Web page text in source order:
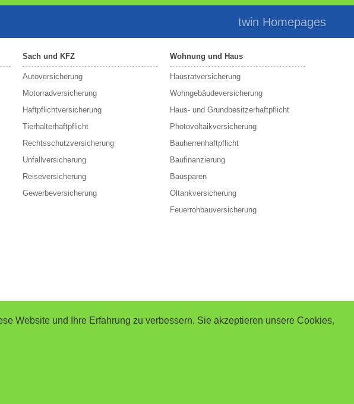
twin Homepages
Sach und KFZ
Autoversicherung
Motorradversicherung
Haftpflichtversicherung
Tierhalterhaftpflicht
Rechtsschutzversicherung
Unfallversicherung
Reiseversicherung
Gewerbeversicherung
Wohnung und Haus
Hausratversicherung
Wohngebäudeversicherung
Haus- und Grundbesitzerhaftpflicht
Photovoltaikversicherung
Bauherrenhaftpflicht
Baufinanzierung
Bausparen
Öltankversicherung
Feuerrohbauversicherung
Website und Ihre Erfahrung zu verbessern. Sie akzeptieren unsere Cookies,